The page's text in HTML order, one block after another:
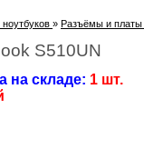
» Разъёмы и платы
S510UN
на складе: 1 шт.